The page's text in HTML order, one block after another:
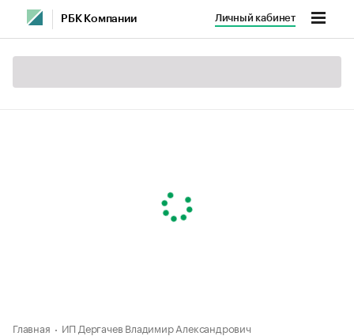
РБК Компании Личный кабинет
Главная ИП Дергачев Владимир Александрович